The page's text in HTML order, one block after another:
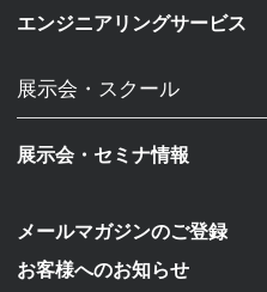
エンジニアリングサービス
展示会・スクール
展示会・セミナ情報
メールマガジンのご登録
お客様へのお知らせ